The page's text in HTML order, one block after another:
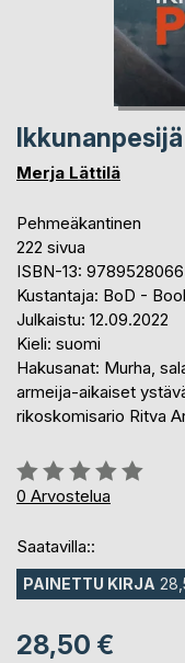
Ikkunanpesijä
Merja Lättilä
Pehmeäkantinen
222 sivua
ISBN-13:
Kustantaja: BoD -
Julkaistu: 12.09.2022
Kieli: suomi
Hakusanat: Murha,
armeija-aikaiset
rikoskomisario Ritva
Arvostelu::
0%
0 Arvostelua
Saatavilla::
PAINETTU KIRJA
28,50 €